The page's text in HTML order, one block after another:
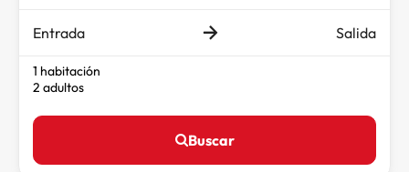
Entrada Salida
1 habitación
2 adultos
Buscar